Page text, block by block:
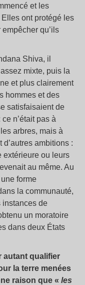
et les
ont protégé les
qu’ils
Shiva, il
mixte, puis la
et plus clairement
hommes et des
satisfaisaient de
n’était pas à
arbres, mais à
ambitions :
extérieure ou leurs
au même. Au
forme
la communauté,
instances de
un moratoire
dans deux États
autant qualifier
la terre menées
raison que « les